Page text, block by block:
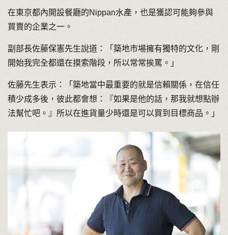
在東京都內開設餐廳的Nippan水產，也是獲認可能夠參與
買賣的企業之一。
副部長佐藤保憲先生說道：「築地市場擁有獨特的文化，剛
開始我完全都還在摸索階段，所以常常挨罵。」
佐藤先生表示：「築地當中最重要的就是信賴關係，在信任
積少成多後，彼此都會想：『如果是他的話，那我就想點辦
法幫忙吧。』所以在進貨量少時還是可以買到目標商品。」